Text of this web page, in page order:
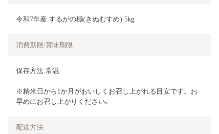
令和7年産 するがの極(きぬむすめ) 5kg
消費期限/賞味期限
保存方法:常温
※精米日から1か月がおいしくお召し上がれる目安です。お
早めにお召し上がりください｡
配送方法